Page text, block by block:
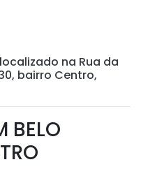
na Rua da
bairro Centro,
BELO